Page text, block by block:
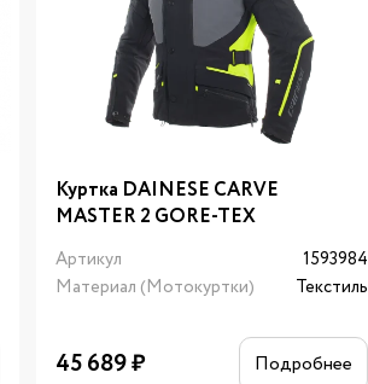
Куртка DAINESE CARVE
MASTER 2 GORE-TEX
Артикул
1593984
Материал (Мотокуртки)
Текстиль
45 689₽ Подробнее